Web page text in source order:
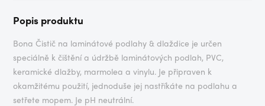
Popis produktu
Bona Čistič na laminátové podlahy & dlaždice je určen
speciálně k čištění a údržbě laminátových podlah, PVC,
keramické dlažby, marmolea a vinylu. Je připraven k
okamžitému použití, jednoduše jej nastříkáte na podlahu a
setřete mopem. Je pH neutrální.